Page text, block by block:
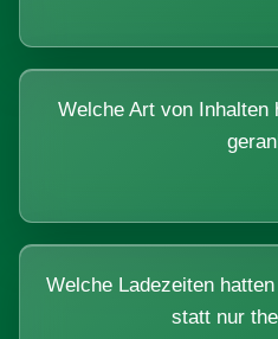
Welche Art von Inhalten
Welche Ladezeiten
statt nur